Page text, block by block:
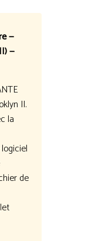
—
—
II.
la
de